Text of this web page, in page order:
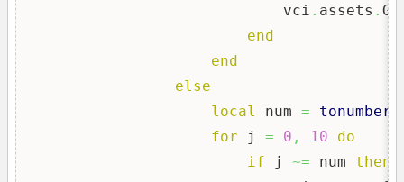
                            vci
. assets .
end
end
else
local
num = tonumber
for j = 0 , 10
do
if j ~= num then